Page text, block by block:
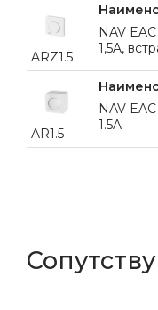
ARZ1.5
NAV
1,5A,
AR1.5
NAV
1.5A